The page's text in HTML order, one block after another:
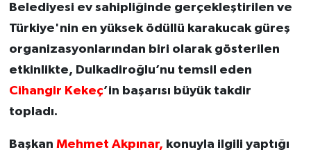
Belediyesi ev sahipliğinde gerçekleştirilen ve
Türkiye'nin en yüksek ödüllü karakucak güreş
organizasyonlarından biri olarak gösterilen
etkinlikte, Dulkadiroğlu’nu temsil eden
Cihangir Kekeç’in başarısı büyük takdir
topladı.
Başkan Mehmet Akpınar, konuyla ilgili yaptığı